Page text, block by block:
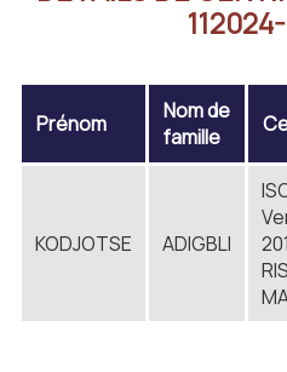
Prénom
Nom de
famille
KODJOTSE ADIGBLI